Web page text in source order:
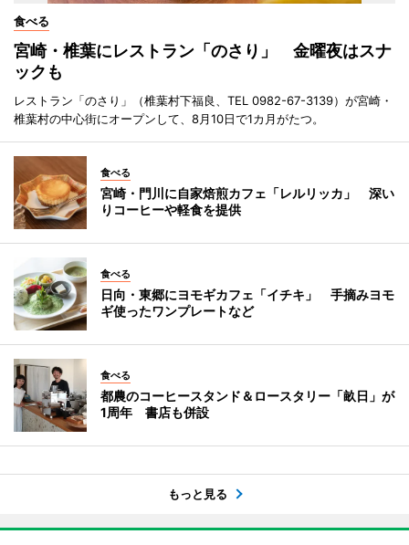
食べる
宮崎・椎葉にレストラン「のさり」 金曜夜はスナ
ックも
レストラン「のさり」（椎葉村下福良、TEL 0982-67-3139）が宮崎・
椎葉村の中心街にオープンして、8月10日で1カ月がたつ。
食べる
宮崎・門川に自家焙煎カフェ「レルリッカ」 深い
りコーヒーや軽食を提供
食べる
日向・東郷にヨモギカフェ「イチキ」 手摘みヨモ
ギ使ったワンプレートなど
食べる
都農のコーヒースタンド＆ロースタリー「畝日」が
1周年 書店も併設
もっと見る